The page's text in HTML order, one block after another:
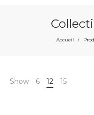
Accueil /
Show 6 12 15